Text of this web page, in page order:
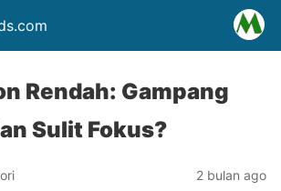
Rendah: Gampang
Sulit Fokus?
2 bulan ago